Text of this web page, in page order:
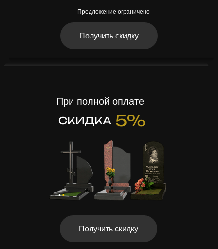
При полной оплате
5%
СКИДКА
Предложение ограничено
Получить скидку
Получить скидку